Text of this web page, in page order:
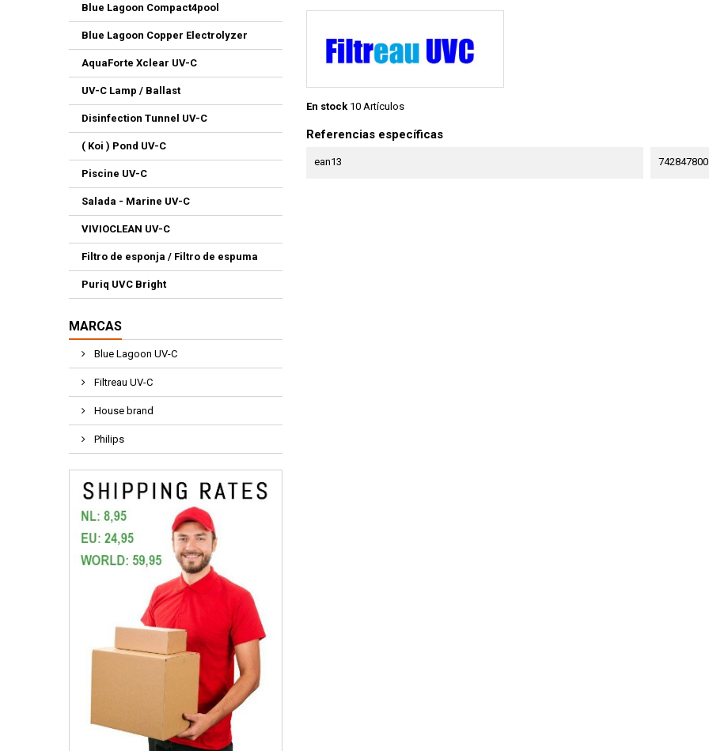
Blue Lagoon Compact4pool
Blue Lagoon Copper Electrolyzer
AquaForte Xclear UV-C
UV-C Lamp / Ballast
Disinfection Tunnel UV-C
( Koi ) Pond UV-C
Piscine UV-C
Salada - Marine UV-C
VIVIOCLEAN UV-C
Filtro de esponja / Filtro de espuma
Puriq UVC Bright
MARCAS
Blue Lagoon UV-C
Filtreau UV-C
House brand
Philips
En stock 10 Artículos
Referencias específicas
ean13